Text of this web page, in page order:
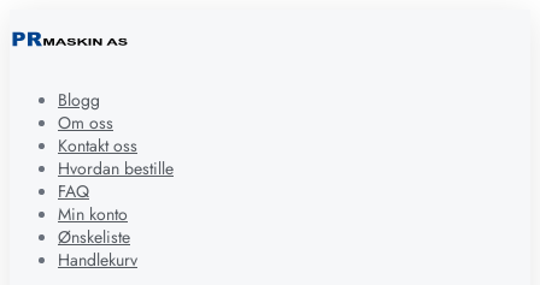
Blogg
Om oss
Kontakt oss
Hvordan bestille
FAQ
Min konto
Ønskeliste
Handlekurv